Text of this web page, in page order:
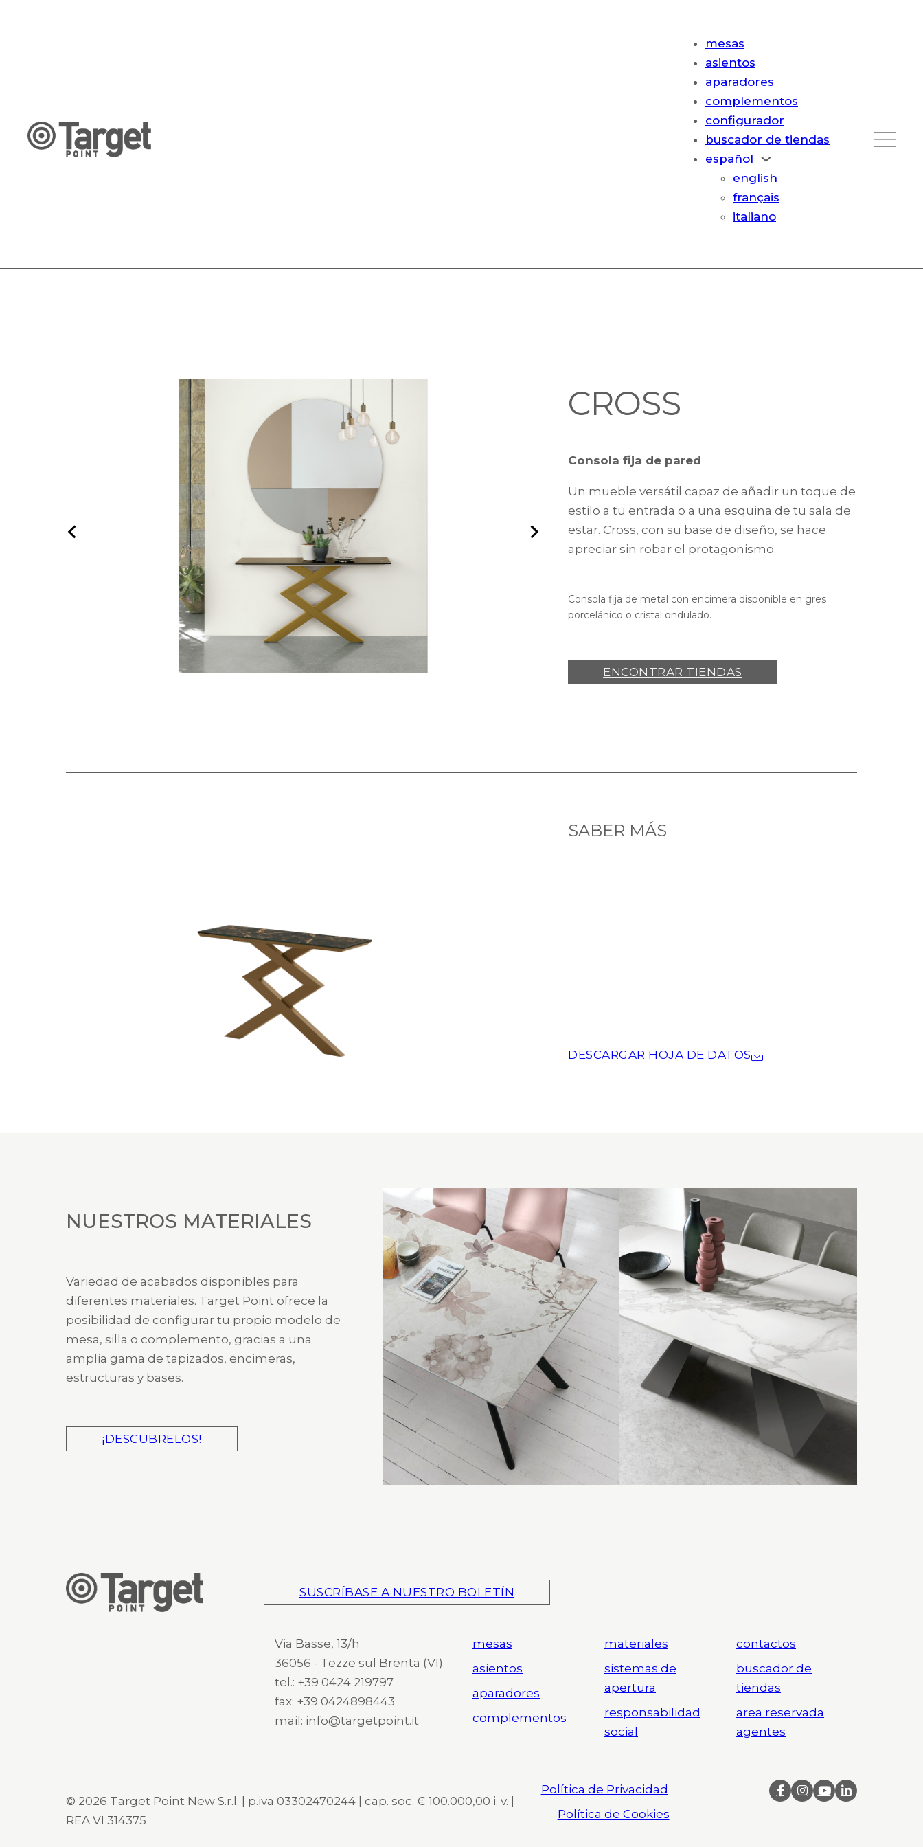
mesas
asientos
aparadores
complementos
configurador
buscador de tiendas
español
english
français
italiano
CROSS
Consola fija de pared
Un mueble versátil capaz de añadir un toque de
estilo a tu entrada o a una esquina de tu sala de
estar. Cross, con su base de diseño, se hace
apreciar sin robar el protagonismo.
Consola fija de metal con encimera disponible en gres
porcelánico o cristal ondulado.
ENCONTRAR TIENDAS
SABER MÁS
DESCARGAR HOJA DE DATOS
NUESTROS MATERIALES
Variedad de acabados disponibles para
diferentes materiales. Target Point ofrece la
posibilidad de configurar tu propio modelo de
mesa, silla o complemento, gracias a una
amplia gama de tapizados, encimeras,
estructuras y bases.
¡DESCUBRELOS!
SUSCRÍBASE A NUESTRO BOLETÍN
Via Basse, 13/h
36056 - Tezze sul Brenta (VI)
tel.: +39 0424 219797
fax: +39 0424898443
mail: info@targetpoint.it
mesas
asientos
aparadores
complementos
materiales
sistemas de
apertura
responsabilidad
social
contactos
buscador de
tiendas
area reservada
agentes
© 2026 Target Point New S.r.l. | p.iva 03302470244 | cap. soc. € 100.000,00 i. v. |
REA VI 314375
Política de Privacidad
Política de Cookies